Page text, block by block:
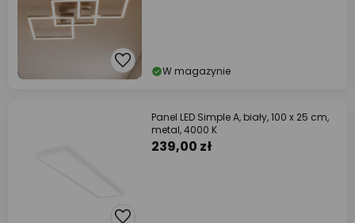
W magazynie
Panel LED Simple A, biały, 100 x 25 cm,
metal, 4000 K
239,00 zł